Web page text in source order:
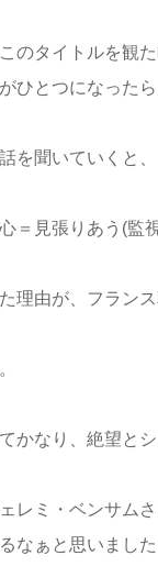
のタイトルを観
ひとつになった
を聞いていくと、
心＝見張りあう(
理由が、フラン
かなり、絶望と
レミ・ベンサム
なぁと思いまし